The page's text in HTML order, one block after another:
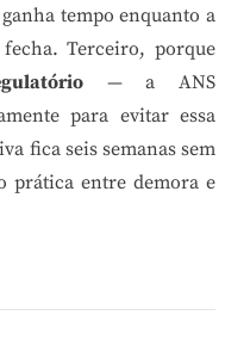
tempo enquanto a
Terceiro, porque
— a ANS
para evitar essa
fica seis semanas sem
prática entre demora e